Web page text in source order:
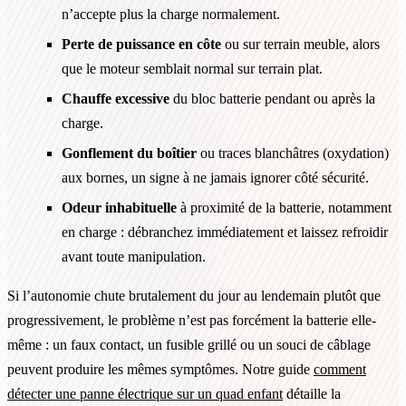
n’accepte plus la charge normalement.
Perte de puissance en côte ou sur terrain meuble, alors
que le moteur semblait normal sur terrain plat.
Chauffe excessive du bloc batterie pendant ou après la
charge.
Gonflement du boîtier ou traces blanchâtres (oxydation)
aux bornes, un signe à ne jamais ignorer côté sécurité.
Odeur inhabituelle à proximité de la batterie, notamment
en charge : débranchez immédiatement et laissez refroidir
avant toute manipulation.
Si l’autonomie chute brutalement du jour au lendemain plutôt que
progressivement, le problème n’est pas forcément la batterie elle-
même : un faux contact, un fusible grillé ou un souci de câblage
peuvent produire les mêmes symptômes. Notre guide comment
détecter une panne électrique sur un quad enfant détaille la